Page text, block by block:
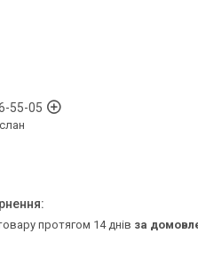
55-05
протягом 14 днів за